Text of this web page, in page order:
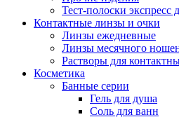
Тест-полоски экспресс
Контактные линзы и очки
Линзы ежедневные
Линзы месячного
Растворы для
Косметика
Банные серии
Гель для душа
Соль для ванн